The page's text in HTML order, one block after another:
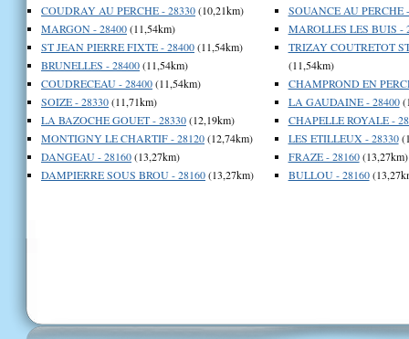
COUDRAY AU PERCHE - 28330(10,21km)
MARGON - 28400(11,54km)
ST JEAN PIERRE FIXTE - 28400(11,54km)
BRUNELLES - 28400(11,54km)
COUDRECEAU - 28400(11,54km)
SOIZE - 28330(11,71km)
LA BAZOCHE GOUET - 28330(12,19km)
MONTIGNY LE CHARTIF - 28120(12,74km)
DANGEAU - 28160(13,27km)
DAMPIERRE SOUS BROU - 28160(13,27km)
SOUANCE AU PERCHE
MAROLLES LES BUIS -
TRIZAY COUTRETOT
(11,54km)
CHAMPROND EN
LA GAUDAINE - 28400
CHAPELLE ROYALE -
LES ETILLEUX - 28330
FRAZE - 28160(13,27km)
BULLOU - 28160